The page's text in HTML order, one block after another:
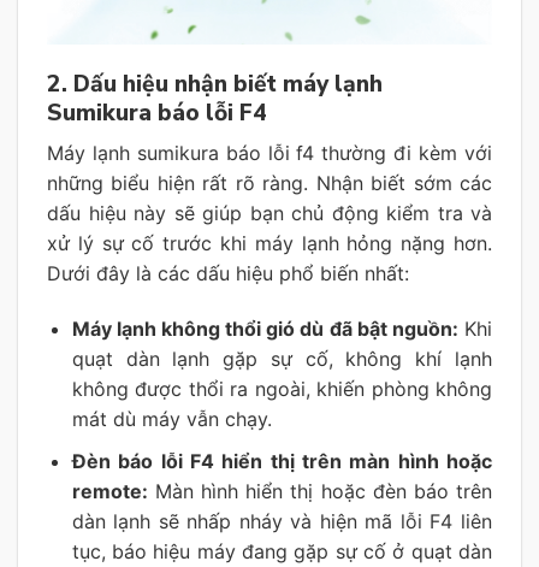
2. Dấu hiệu nhận biết máy lạnh
Sumikura báo lỗi F4
Máy lạnh sumikura báo lỗi f4 thường đi kèm với
những biểu hiện rất rõ ràng. Nhận biết sớm các
dấu hiệu này sẽ giúp bạn chủ động kiểm tra và
xử lý sự cố trước khi máy lạnh hỏng nặng hơn.
Dưới đây là các dấu hiệu phổ biến nhất:
Máy lạnh không thổi gió dù đã bật nguồn: Khi
quạt dàn lạnh gặp sự cố, không khí lạnh
không được thổi ra ngoài, khiến phòng không
mát dù máy vẫn chạy.
Đèn báo lỗi F4 hiển thị trên màn hình hoặc
remote: Màn hình hiển thị hoặc đèn báo trên
dàn lạnh sẽ nhấp nháy và hiện mã lỗi F4 liên
tục, báo hiệu máy đang gặp sự cố ở quạt dàn